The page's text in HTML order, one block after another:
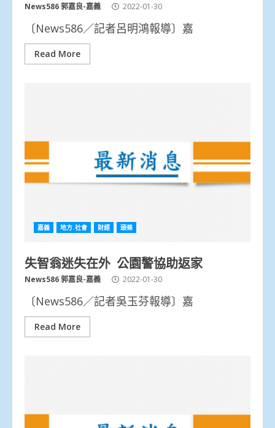
News586 郭嘉良-嘉義 2022-01-30
〔News586／記者呂明鴻報導〕嘉
Read More
嘉義 地方.社會 財經 頭條
失智翁迷失在外 公園警協助返家
News586 郭嘉良-嘉義 2022-01-30
〔News586／記者吳玉芬報導〕嘉
Read More